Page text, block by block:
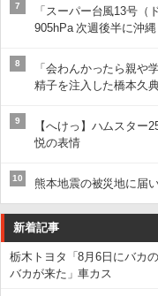
7
「スーパー台風13号（
905hPa 次週後半に沖
8
「会わんかったら親や
精子を注入した橋本久
9 【へけっ】ハムスター
悦の表情
10 熊本地震の被災地に届
新着記事
栃木トヨタ「8月6日にバカ
バカが来た」車カス